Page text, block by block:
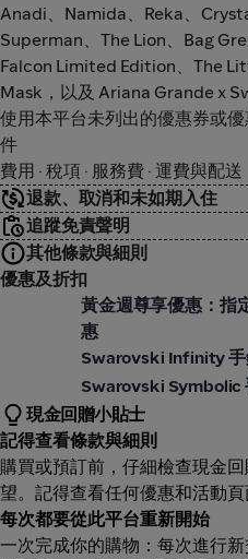
Anadi、Namida、Reka、
Superman、The Lion、Bag
Falcon Limited Edition、The
Mask，以及 Ariana Grande x
使用本平台未列出的優惠券或
件
費用 · 稅項 · 服務費 · 運費與配送
退款、取消和未如期入住
追蹤免責聲明
其他條款與細則
優惠及折扣
黃金週尊享優惠：指
惠
Swarovski Infinity
Swarovski Symbolic
現金回贈小貼士
記得查看條款與細則
購買或預訂前，仔細檢查現金
望。記得查看任何優惠和活動頁
每次都要從此平台重新開始
一次完成你的購物：每次進行